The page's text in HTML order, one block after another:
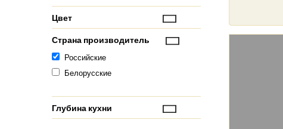
Цвет
Страна производитель
Российские
Белорусские
Глубина кухни